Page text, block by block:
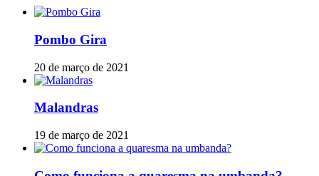
Pombo Gira
20 de março de 2021
Malandras
19 de março de 2021